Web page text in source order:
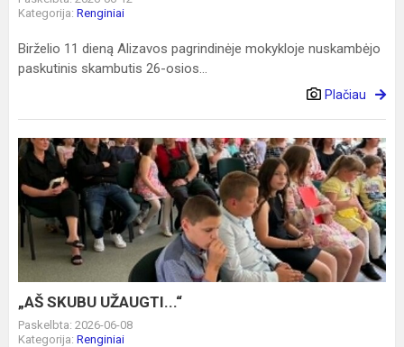
Kategorija: Renginiai
Birželio 11 dieną Alizavos pagrindinėje mokykloje nuskambėjo
paskutinis skambutis 26-osios...
Plačiau
„AŠ
SKUBU
UŽAUGTI...“
„AŠ SKUBU UŽAUGTI...“
Paskelbta: 2026-06-08
Kategorija: Renginiai